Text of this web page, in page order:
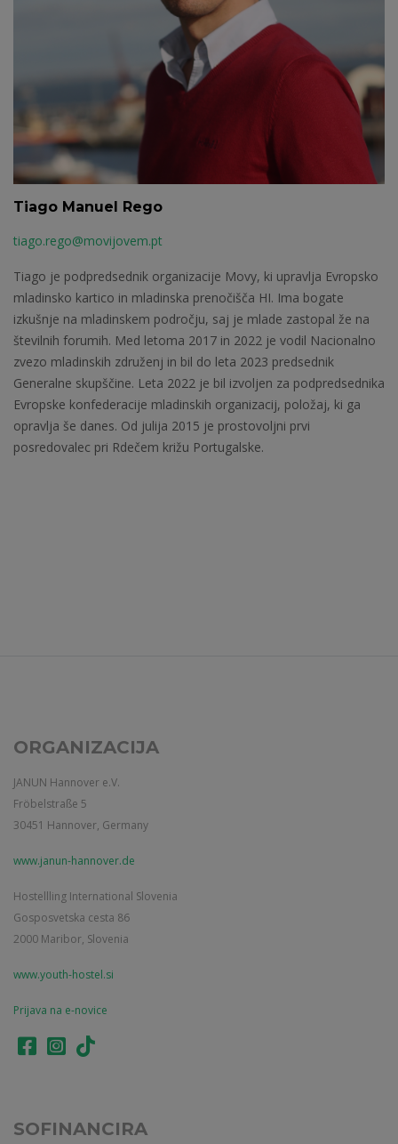
Tiago Manuel Rego
tiago.rego@movijovem.pt
Tiago je podpredsednik organizacije Movy, ki upravlja Evropsko
mladinsko kartico in mladinska prenočišča HI. Ima bogate
izkušnje na mladinskem področju, saj je mlade zastopal že na
številnih forumih. Med letoma 2017 in 2022 je vodil Nacionalno
zvezo mladinskih združenj in bil do leta 2023 predsednik
Generalne skupščine. Leta 2022 je bil izvoljen za podpredsednika
Evropske konfederacije mladinskih organizacij, položaj, ki ga
opravlja še danes. Od julija 2015 je prostovoljni prvi
posredovalec pri Rdečem križu Portugalske.
ORGANIZACIJA
JANUN Hannover e.V.
Fröbelstraße 5
30451 Hannover, Germany
www.janun-hannover.de
Hostellling International Slovenia
Gosposvetska cesta 86
2000 Maribor, Slovenia
www.youth-hostel.si
Prijava na e-novice
SOFINANCIRA